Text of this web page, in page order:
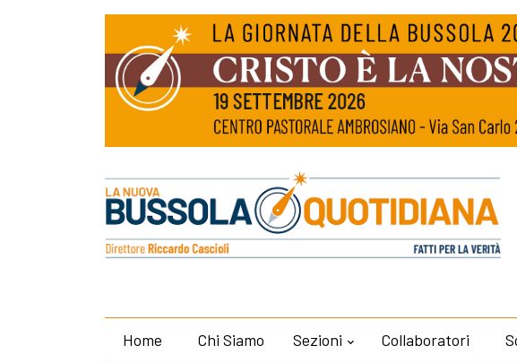
Home Chi Siamo Sezioni Collaboratori